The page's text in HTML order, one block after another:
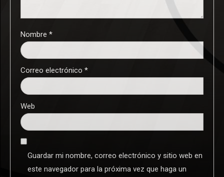
Nombre *
Correo electrónico *
Web
Guardar mi nombre, correo electrónico y sitio web en
este navegador para la próxima vez que haga un